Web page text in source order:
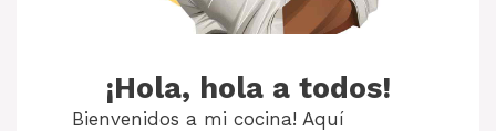
¡Hola, hola a todos!
Bienvenidos a mi cocina! Aquí